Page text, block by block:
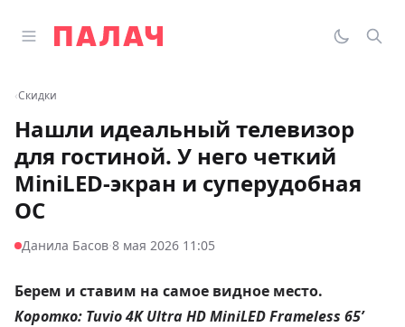
Открыть главное меню
Палач
‹Скидки
Нашли идеальный телевизор
для гостиной. У него четкий
MiniLED-экран и суперудобная
ОС
Данила Басов·8 мая 2026 11:05
Берем и ставим на самое видное место.
Коротко: Tuvio 4K Ultra HD MiniLED Frameless 65’